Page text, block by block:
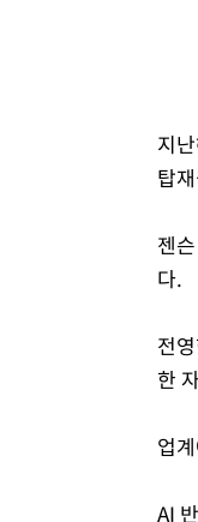
지
탑
젠
다.
전
한
업
AI